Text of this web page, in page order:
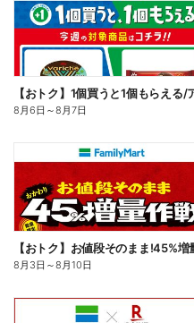
8月6日 ～8月7日
8月3日 ～8月10日